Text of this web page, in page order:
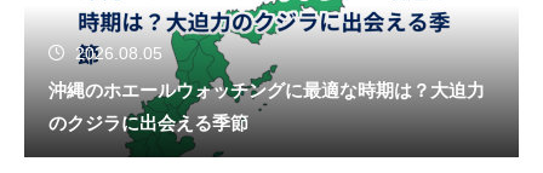
2026.08.05
沖縄のホエールウォッチングに最適な時期は？大迫力
のクジラに出会える季節